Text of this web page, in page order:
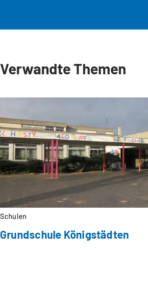
Verwandte Themen
Schulen
Grundschule Königstädten